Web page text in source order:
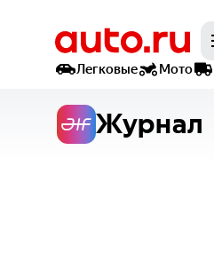
Легковые
Мото
Журнал